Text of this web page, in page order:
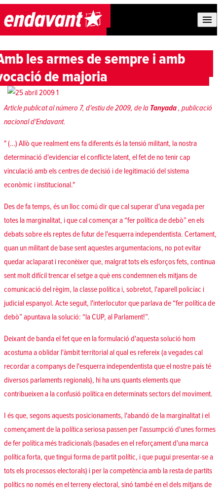
Skip to content
les armes de sempre i amb
de majoria
Article publicat al número 7, d'estiu de 2009, de la Tanyada, publicació
nacional d'Endavant.
" (…) Allò que realment ens fa diferents és la tensió militant, la nostra
determinació d'evidenciar el conflicte latent, el fet de no tenir cap
vinculació amb els centres de decisió i de legitimació del sistema
econòmic i institucional."
Des de fa temps, és un lloc comú dir que cal superar d'una vegada per
totes la marginalitat, i que cal començar a “fer política de debò” en els
debats sobre els reptes de futur de l'esquerra independentista. Certament,
quan un militant de base sent aquestes argumentacions, no pot evitar
quedar aclaparat i reconèixer que, malgrat tots els esforços fets, continua
sent molt difícil trencar el setge a què ens condemnen els mitjans de
comunicació del règim, la classe política i, sobretot, l'aparell policíac i
judicial espanyol. Acte seguit, l'interlocutor que parlava de “fer política de
debò” apuntava la solució: “la CUP, al Parlament!”.
Deixant de banda el fet que en la formulació d'aquesta solució hom
acostuma a oblidar l'àmbit territorial al qual es refereix (a vegades cal
recordar a companys de l'esquerra independentista que el nostre país té
diversos parlaments regionals), hi ha uns quants elements que
contribueixen a la confusió política en determinats sectors del moviment.
I és que, segons aquests posicionaments, l'abandó de la marginalitat i el
començament de la política seriosa passen per l'assumpció d'unes formes
de fer política més tradicionals (basades en el reforçament d'una marca
política forta, que tingui forma de partit polític, i que pugui presentar-se a
tots els processos electorals) i per la competència amb la resta de partits
polítics no només en el terreny electoral, sinó també en el dels mitjans de